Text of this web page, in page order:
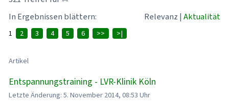
In Ergebnissen blättern:
Relevanz | Aktualität
1 2 3 4 5 6 >> >|
Artikel
Entspannungstraining - LVR-Klinik Köln
Letzte Änderung: 5. November 2014, 08:53 Uhr